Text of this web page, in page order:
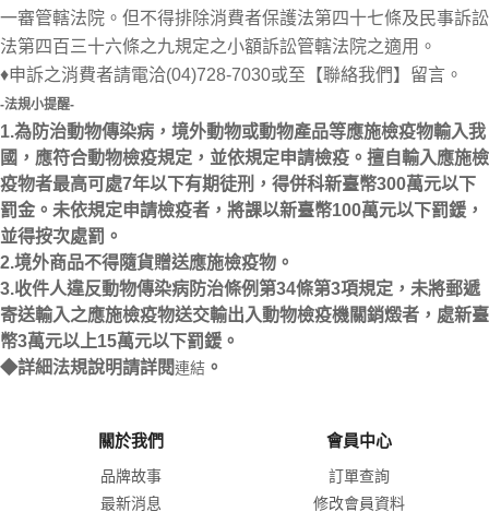
一審管轄法院。但不得排除消費者保護法第四十七條及民事訴訟
法第四百三十六條之九規定之小額訴訟管轄法院之適用。
♦申訴之消費者請電洽(04)728-7030或至【聯絡我們】留言。
-法規小提醒-
1.為防治動物傳染病，境外動物或動物產品等應施檢疫物輸入我
國，應符合動物檢疫規定，並依規定申請檢疫。擅自輸入應施檢
疫物者最高可處7年以下有期徒刑，得併科新臺幣300萬元以下
罰金。未依規定申請檢疫者，將課以新臺幣100萬元以下罰鍰，
並得按次處罰。
2.境外商品不得隨貨贈送應施檢疫物。
3.收件人違反動物傳染病防治條例第34條第3項規定，未將郵遞
寄送輸入之應施檢疫物送交輸出入動物檢疫機關銷燬者，處新臺
幣3萬元以上15萬元以下罰鍰。
◆詳細法規說明請詳閱連結 。
關於我們
品牌故事
最新消息
會員中心
訂單查詢
修改會員資料